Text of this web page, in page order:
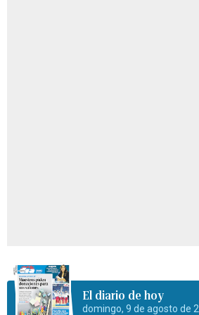
El diario de hoy
domingo, 9 de agosto de